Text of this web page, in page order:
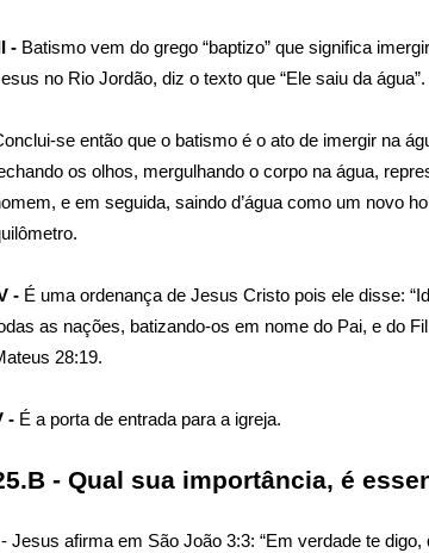
III - Batismo vem do grego “baptizo” que significa
no Rio Jordão, diz o texto que “Ele saiu da água”.
se então que o batismo é o ato de imergir na
os olhos, mergulhando o corpo na água,
e em seguida, saindo d’água como um novo
- É uma ordenança de Jesus Cristo pois ele disse:
as nações, batizando-os em nome do Pai, e do
28:19.
- É a porta de entrada para a igreja.
- Qual sua importância, é
I - Jesus afirma em São João 3:3: “Em verdade te